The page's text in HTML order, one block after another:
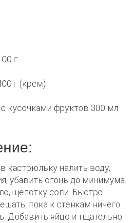
г
г (крем)
кусочками фруктов 300 мл
кастрюльку налить воду,
убавить огонь до минимума.
щепотку соли. Быстро
пока к стенкам ничего
Добавить яйцо и тщательно